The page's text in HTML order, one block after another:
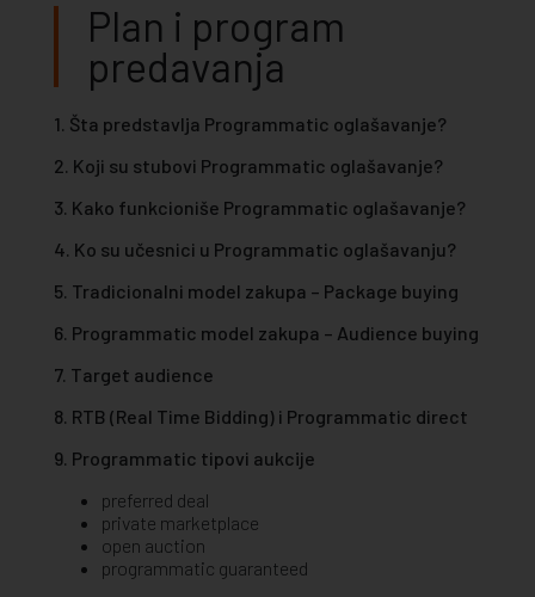
Plan i program
predavanja
1. Šta predstavlja Programmatic oglašavanje?
2. Koji su stubovi Programmatic oglašavanje?
3. Kako funkcioniše Programmatic oglašavanje?
4. Ko su učesnici u Programmatic oglašavanju?
5. Tradicionalni model zakupa – Package buying
6. Programmatic model zakupa – Audience buying
7. Target audience
8. RTB (Real Time Bidding) i Programmatic direct
9. Programmatic tipovi aukcije
preferred deal
private marketplace
open auction
programmatic guaranteed